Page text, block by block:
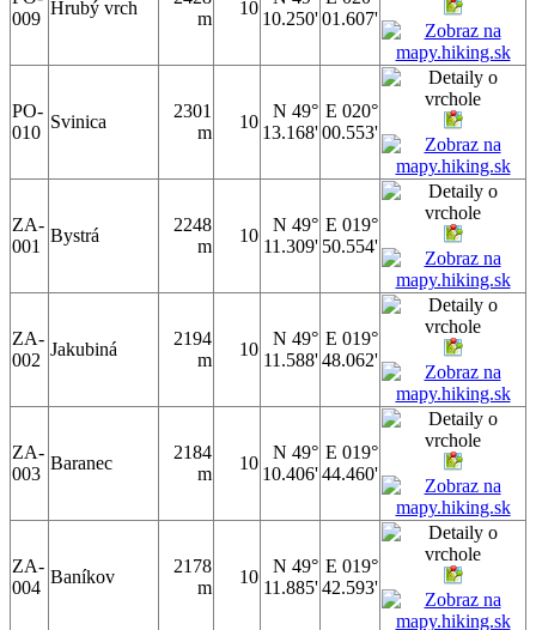
009
Hrubý vrch
m
10
10.250'01.607'
PO-
010
Svinica
2301
m
10
N 49°
13.168'
E 020°
00.553'
ZA-
001
Bystrá
2248
m
10
N 49°
11.309'
E 019°
50.554'
ZA-
002
Jakubiná
2194
m
10
N 49°
11.588'
E 019°
48.062'
ZA-
003
Baranec
2184
m
10
N 49°
10.406'
E 019°
44.460'
ZA-
004
Baníkov
2178
m
10
N 49°
11.885'
E 019°
42.593'